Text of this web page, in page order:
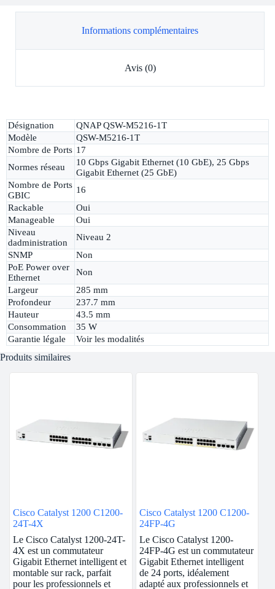
Informations complémentaires
Avis (0)
Désignation
QNAP QSW-M5216-1T
Modèle
QSW-M5216-1T
Nombre de Ports 17
Normes réseau
10 Gbps Gigabit Ethernet (10 GbE), 25 Gbps
Gigabit Ethernet (25 GbE)
Nombre de Ports
GBIC
16
Rackable
Oui
Manageable
Oui
Niveau
dadministration
Niveau 2
SNMP
Non
PoE Power over
Ethernet
Non
Largeur
285 mm
Profondeur
237.7 mm
Hauteur
43.5 mm
Consommation
35 W
Garantie légale
Voir les modalités
Produits similaires
Cisco Catalyst 1200 C1200-
24T-4X
Le Cisco Catalyst 1200-24T-
4X est un commutateur
Gigabit Ethernet intelligent et
montable sur rack, parfait
pour les professionnels et
Cisco Catalyst 1200 C1200-
24FP-4G
Le Cisco Catalyst 1200-
24FP-4G est un commutateur
Gigabit Ethernet intelligent
de 24 ports, idéalement
adapté aux professionnels et